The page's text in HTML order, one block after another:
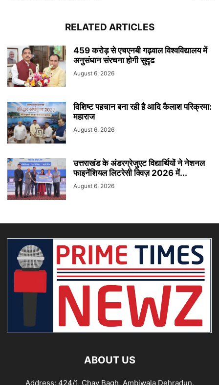
RELATED ARTICLES
459 करोड़ से एचएनबी गढ़वाल विश्वविद्यालय में
अनुसंधान संरचना होगी सुदृढ
August 6, 2026
विशिष्ट पहचान बना रही है आदि कैलाश परिक्रमा:
महाराज
August 6, 2026
उत्तराखंड के अंडरग्रेजुएट विद्यार्थियों ने नेशनल
फाइनेंशियल लिटरेसी क्विज़ 2026 में...
August 6, 2026
ABOUT US
Address: 424/1, Chay Bagh, Ambiwala Dehradun,